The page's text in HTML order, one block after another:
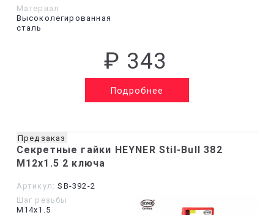
Материал
Высоколегированная
сталь
₽ 343
Подробнее
Секретные гайки HEYNER Stil-Bull 382
M12x1.5 2 ключа
Артикул: SB-392-2
Шаг резьбы
М14х1.5
Предзаказ